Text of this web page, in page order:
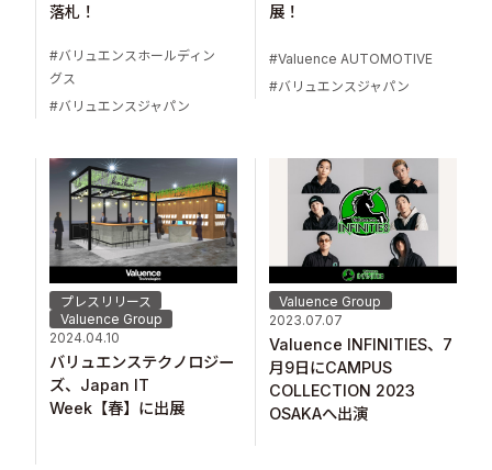
落札！
バリュエンスホールディン
グス
バリュエンスジャパン
展！
Valuence AUTOMOTIVE
バリュエンスジャパン
プレスリリース
Valuence Group
2024.04.10
バリュエンステクノロジー
ズ、Japan IT
Week【春】に出展
Valuence Group
2023.07.07
Valuence INFINITIES、7
月9日にCAMPUS
COLLECTION 2023
OSAKAへ出演